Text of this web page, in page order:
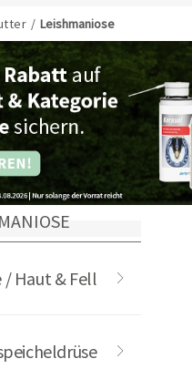
/ Leishmaniose
/ Haut & Fell
oder
Ihren Hund neben
stärkt.